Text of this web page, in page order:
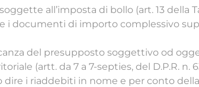
all’imposta di bollo (art. 13 della
e i documenti di importo complessivo
del presupposto soggettivo od
(artt. da 7 a 7-septies, del D.P.R. n.
dire i riaddebiti in nome e per conto